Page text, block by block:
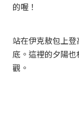
的喔！
站在伊克敖包上
底。這裡的夕陽
觀。